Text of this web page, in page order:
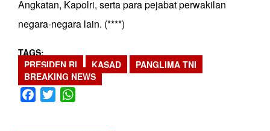
Angkatan, Kapolri, serta para pejabat perwakilan
negara-negara lain. (****)
TAGS
PRESIDEN RI
KASAD
PANGLIMA TNI
BREAKING NEWS
Facebook
Twitter